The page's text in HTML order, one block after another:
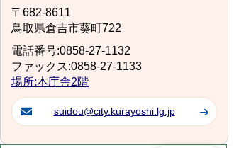
〒682-8611
鳥取県倉吉市葵町722
電話番号:0858-27-1132
ファックス:0858-27-1133
場所:本庁舎2階
suidou@city.kurayoshi.lg.jp